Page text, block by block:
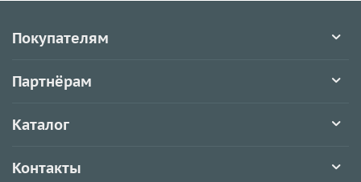
Покупателям
Партнёрам
Каталог
Контакты